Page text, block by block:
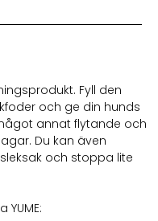
Fyll den
och ge din hunds
annat flytande och
Du kan även
och stoppa lite